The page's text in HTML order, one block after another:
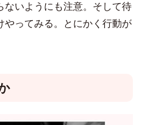
ないようにも注意。 そして待
ってみる。
とにかく行動が